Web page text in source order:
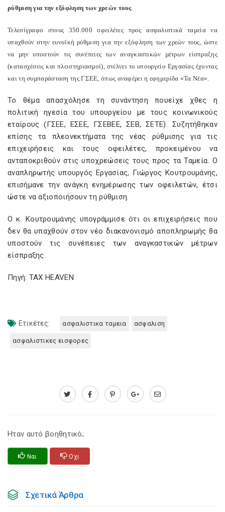
ρύθµιση για την εξόφληση των χρεών τους
Τελεσίγραφο στους 350.000 οφειλέτες προς ασφαλιστικά ταµεία να
υπαχθούν στην ευνοϊκή ρύθµιση για την εξόφληση των χρεών τους, ώστε
να µην υποστούν τις συνέπειες των αναγκαστικών µέτρων είσπραξης
(κατασχέσεις και πλειστηριασµοί), στέλνει το υπουργείο Εργασίας έχοντας
και τη συµπαράσταση της ΓΣΕΕ, όπως αναφέρει η εφημερίδα «Τα Νέα».
Το θέµα απασχόλησε τη συνάντηση πουείχε χθες η
πολιτική ηγεσία του υπουργείου µε τους κοινωνικούς
εταίρους (ΓΣΕΕ, ΕΣΕΕ, ΓΣΕΒΕΕ, ΣΕΒ, ΣΕΤΕ). Συζητήθηκαν
επίσης τα πλεονεκτήµατα της νέας ρύθµισης για τις
επιχειρήσεις και τους οφειλέτες, προκειµένου να
ανταποκριθούν στις υποχρεώσεις τους προς τα Ταµεία. Ο
αναπληρωτής υπουργός Εργασίας, Γιώργος Κουτρουµάνης,
επισήµανε την ανάγκη ενηµέρωσης των οφειλετών, έτσι
ώστε να αξιοποιήσουν τη ρύθµιση.
Ο κ. Κουτρουµάνης υπογράµµισε ότι οι επιχειρήσεις που
δεν θα υπαχθούν στον νέο διακανονισµό αποπληρωµής θα
υποστούν τις συνέπειες των αναγκαστικών µέτρων
είσπραξης.
Πηγή: TAX HEAVEN
Ετικέτες: ασφαλιστικα ταμεια ασφαλιση
ασφαλιστικες εισφορες
Ηταν αυτό βοηθητικό;
Ναι Οχι
Σχετικά Άρθρα